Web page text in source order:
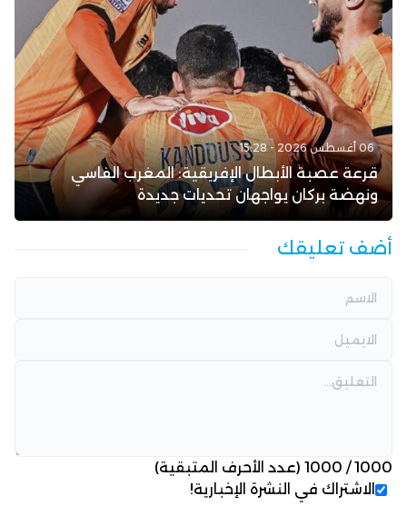
06 أغسطس 2026 - 15:28
قرعة عصبة الأبطال الإفريقية: المغرب الفاسي
ونهضة بركان يواجهان تحديات جديدة
أضف تعليقك
1000
/
1000 (عدد الأحرف المتبقية)
الاشتراك في النشرة الإخبارية!